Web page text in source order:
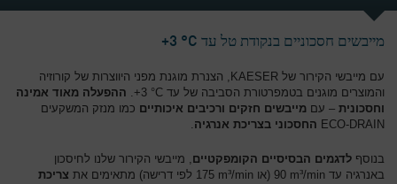
כללית
פתרונות
סקירה
כללית
-
סקירה
מייבשים חסכוניים בנקודת טל עד 3‎ °C+
עם מייבשי הקירור של KAESER, הצנרת מוגנת מפני היווצרות של קורוזיה
והמוצרים מוגנים בטמפרטורת הסביבה של עד 3‎ °C+.
ההפעלה מאוד אמינה
וחסכונית – עם מייבשים חזקים ורכיבים איכותיים כמו מנזק המשקעים
ECO-DRAIN החסכוני בצריכת אנרגיה.
בנוסף לדגמים הבסיסיים הקומפקטיים, מייבשי הקירור שלנו לחיסכון
באנרגיה עד 90‎ m³/min (או 175‎ m³/min לפי דרישה) מתאימים את
צריכת